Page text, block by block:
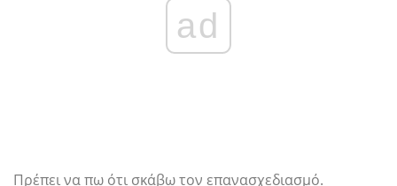
ad
Πρέπει να πω ότι σκάβω τον επανασχεδιασμό.